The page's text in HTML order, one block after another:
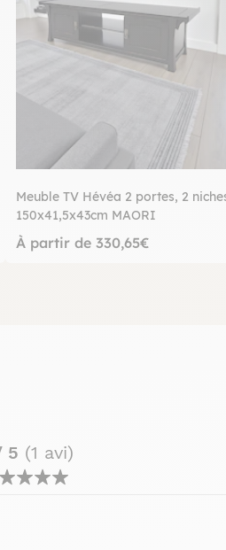
Meuble TV Hévéa 2 portes, 2
150x41,5x43cm MAORI
À partir de 330,65€
5 (1 avi)